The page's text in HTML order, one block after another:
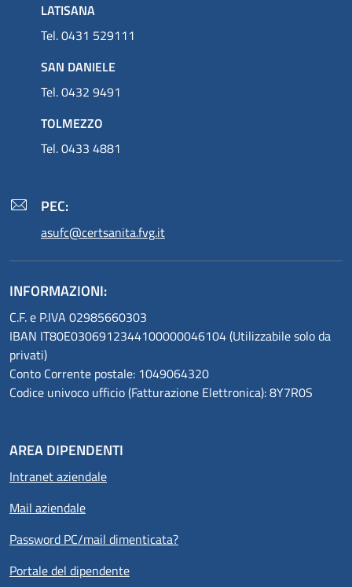
LATISANA
Tel. 0431 529111
SAN DANIELE
Tel. 0432 9491
TOLMEZZO
Tel. 0433 4881
PEC:
asufc@certsanita.fvg.it
INFORMAZIONI:
C.F. e P.IVA 02985660303
IBAN IT80E0306912344100000046104 (Utilizzabile solo da
privati)
Conto Corrente postale: 1049064320
Codice univoco ufficio (Fatturazione Elettronica): 8Y7R0S
AREA DIPENDENTI
Intranet aziendale
Mail aziendale
Password PC/mail dimenticata?
Portale del dipendente